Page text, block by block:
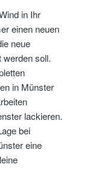
in Ihr
einen neuen
neue
werden soll.
in Münster
lackieren.
bei
eine